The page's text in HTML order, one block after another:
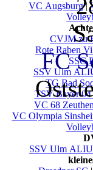
VC Augsburg|
CVJM zu
Rote Raben
SSC
SSV Ulm
TG Bad
TSV Bayer 04
VC 68
VC Olympia
SSV Ulm
FC